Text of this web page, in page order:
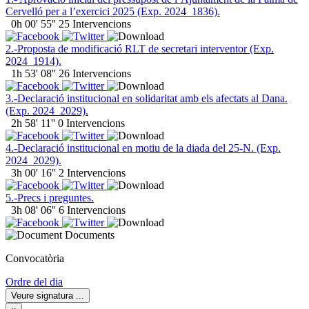
Cervelló per a l’exercici 2025 (Exp. 2024_1836).
0h 00' 55'' 25 Intervencions
2.-Proposta de modificació RLT de secretari interventor (Exp.
2024_1914).
1h 53' 08'' 26 Intervencions
3.-Declaració institucional en solidaritat amb els afectats al Dana.
(Exp. 2024_2029).
2h 58' 11'' 0 Intervencions
4.-Declaració institucional en motiu de la diada del 25-N. (Exp.
2024_2029).
3h 00' 16'' 2 Intervencions
5.-Precs i preguntes.
3h 08' 06'' 6 Intervencions
Documents
Convocatòria
Ordre del dia
Veure signatura ...